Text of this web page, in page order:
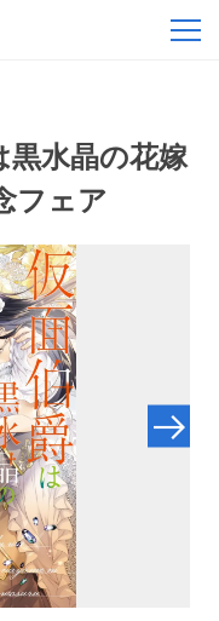
黒水晶の花嫁
フェア